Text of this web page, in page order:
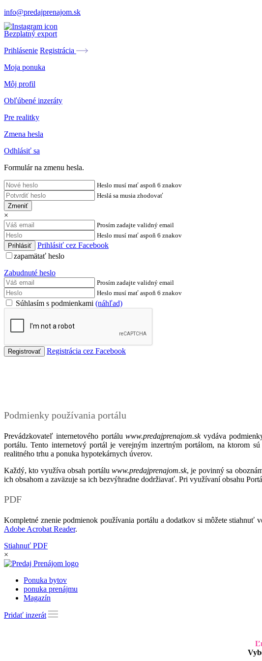
info@predajprenajom.sk
Bezplatný export
Prihlásenie Registrácia
Moja ponuka
Môj profil
Obľúbené inzeráty
Pre realitky
Zmena hesla
Odhlásiť sa
Formulár na zmenu hesla.
Heslo musí mať aspoň 6 znakov
Heslá sa musia zhodovať
Zmeniť
×
Prosím zadajte validný email
Heslo musí mať aspoň 6 znakov
Prihlásiť cez Facebook
zapamätať heslo
Zabudnuté heslo
Prosím zadajte validný email
Heslo musí mať aspoň 6 znakov
Súhlasím s podmienkami (náhľad)
Registrácia cez Facebook
Podmienky používania portálu
Prevádzkovateľ internetového portáluwww.predajprenajom.skvydáva
portálu. Tento internetový portál je verejným inzertným portálom, na ktorom
realitného trhu a ponuka hypotekárnych úverov.
Každý, kto využíva obsah portálu www.predajprenajom.sk, je povinný sa
ich obsahom a zaväzuje sa ich bezvýhradne dodržiavať. Pri využívaní obsahu
PDF
Kompletné znenie podmienok používania portálu a dodatkov si môžete stiahnuť
Adobe Acrobat Reader.
Stiahnuť PDF
×
Ponuka bytov
ponuka prenájmu
Magazín
Pridať inzerát